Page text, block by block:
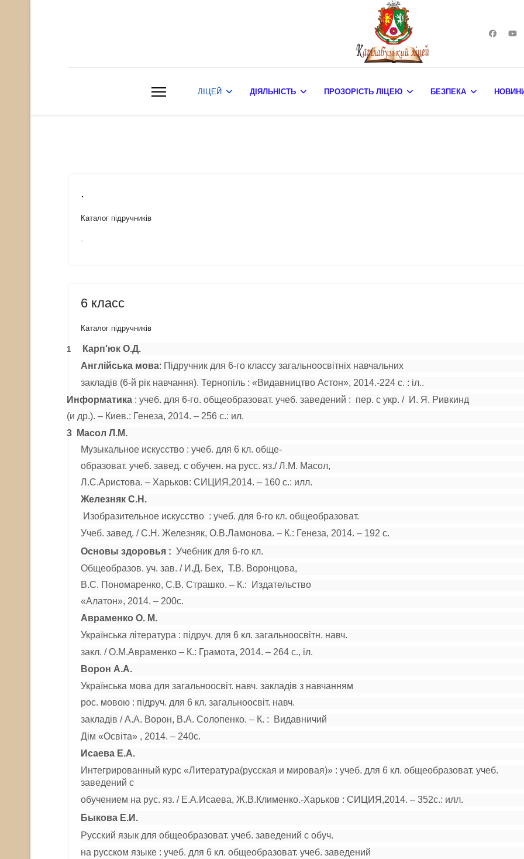
ЛІЦЕЙ ДІЯЛЬНІСТЬ ПРОЗОРІСТЬ ЛІЦЕЮ БЕЗПЕКА
.
Каталог підручників
.
6 класс
Каталог підручників
1 Карп′юк О.Д.
Англійська мова: Підручник для 6-го классу загальноосвітніх навчальних
закладів (6-й рік навчання). Тернопіль : «Видавництво Астон», 2014.-224 с. : іл..
Информатика : учеб. для 6-го. общеобразоват. учеб. заведений : пер. с укр. / И. Я. Ривкинд
(и др.). – Киев.: Генеза, 2014. – 256 с.: ил.
3
Масол Л.М.
Музыкальное искусство : учеб. для 6 кл. обще-
образоват. учеб. завед. с обучен. на русс. яз./ Л.М. Масол,
Л.С.Аристова. – Харьков: СИЦИЯ,2014. – 160 с.: илл.
Железняк С.Н.
Изобразительное искусство : учеб. для 6-го кл. общеобразоват.
Учеб. завед. / С.Н. Железняк, О.В.Ламонова. – К.: Генеза, 2014. – 192 с.
Основы здоровья : Учебник для 6-го кл.
Общеобразов. уч. зав. / И.Д. Бех, Т.В. Воронцова,
В.С. Пономаренко, С.В. Страшко. – К.: Издательство
«Алатон», 2014. – 200с.
Авраменко О. М.
Українська література : підруч. для 6 кл. загальноосвітн. навч.
закл. / О.М.Авраменко – К.: Грамота, 2014. – 264 с., іл.
Ворон А.А.
Українська мова для загальноосвіт. навч. закладів з навчанням
рос. мовою : підруч. для 6 кл. загальноосвіт. навч.
закладів / А.А. Ворон, В.А. Солопенко. – К. : Видавничий
Дім «Освіта» , 2014. – 240с.
Исаева Е.А.
Интегрированный курс «Литература(русская и мировая)» : учеб. для 6 кл. общеобразоват. учеб.
заведений с
обучением на рус. яз. / Е.А.Исаева, Ж.В.Клименко.-Харьков : СИЦИЯ,2014. – 352с.: илл.
Быкова Е.И.
Русский язык для общеобразоват. учеб. заведений с обуч.
на русском языке : учеб. для 6 кл. общеобразоват. учеб. заведений